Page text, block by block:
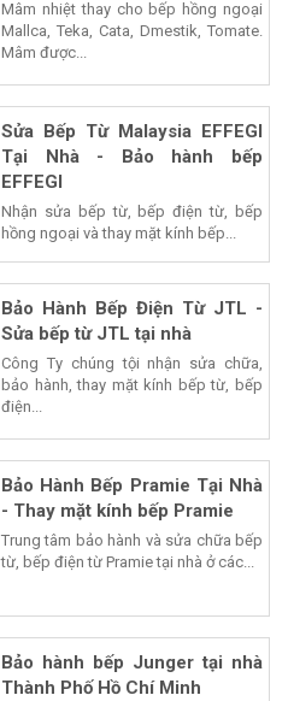
Mâm nhiệt thay cho bếp hồng ngoại
Mallca, Teka, Cata, Dmestik, Tomate.
Mâm được...
Sửa Bếp Từ Malaysia EFFEGI
Tại Nhà - Bảo hành bếp
EFFEGI
Nhận sửa bếp từ, bếp điện từ, bếp
hồng ngoại và thay mặt kính bếp...
Bảo Hành Bếp Điện Từ JTL -
Sửa bếp từ JTL tại nhà
Công Ty chúng tội nhận sửa chữa,
bảo hành, thay mặt kính bếp từ, bếp
điện...
Bảo Hành Bếp Pramie Tại Nhà
- Thay mặt kính bếp Pramie
Trung tâm bảo hành và sửa chữa bếp
từ, bếp điện từ Pramie tại nhà ở các...
Bảo hành bếp Junger tại nhà
Thành Phố Hồ Chí Minh